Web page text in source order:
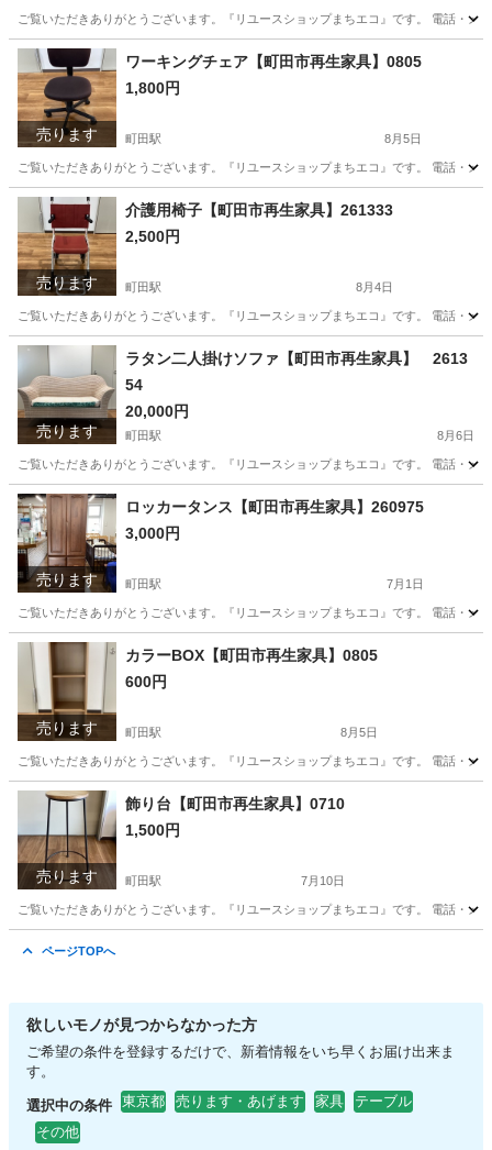
ご覧いただきありがとうございます。『リユースショップまちエコ』です。 電話・
東京 町田市 ベビー用品 リユース
売ります
ワーキングチェア【町田市再生家具】0805
1,800円
町田駅 8月5日
ご覧いただきありがとうございます。『リユースショップまちエコ』です。 電話・
東京 町田市 町田駅 椅子 リユース
売ります
介護用椅子【町田市再生家具】261333
2,500円
町田駅 8月4日
ご覧いただきありがとうございます。『リユースショップまちエコ』です。 電話・
東京 町田市 町田駅 その他 リユース
売ります
ラタン二人掛けソファ【町田市再生家具】 2613
54
20,000円
町田駅 8月6日
ご覧いただきありがとうございます。『リユースショップまちエコ』です。 電話・
東京 町田市 町田駅 リユース
売ります
ロッカータンス【町田市再生家具】260975
3,000円
町田駅 7月1日
ご覧いただきありがとうございます。『リユースショップまちエコ』です。 電話・
東京 町田市 町田駅 収納家具 リユース
売ります
カラーBOX【町田市再生家具】0805
600円
町田駅 8月5日
ご覧いただきありがとうございます。『リユースショップまちエコ』です。 電話・
東京 町田市 町田駅 収納家具 リユース
売ります
飾り台【町田市再生家具】0710
1,500円
町田駅 7月10日
ご覧いただきありがとうございます。『リユースショップまちエコ』です。 電話・
ページTOPへ
欲しいモノが見つからなかった方
ご希望の条件を登録するだけで、新着情報をいち早くお届け出来ま
す。
選択中の条件 東京都 売ります・あげます 家具
テーブル
その他